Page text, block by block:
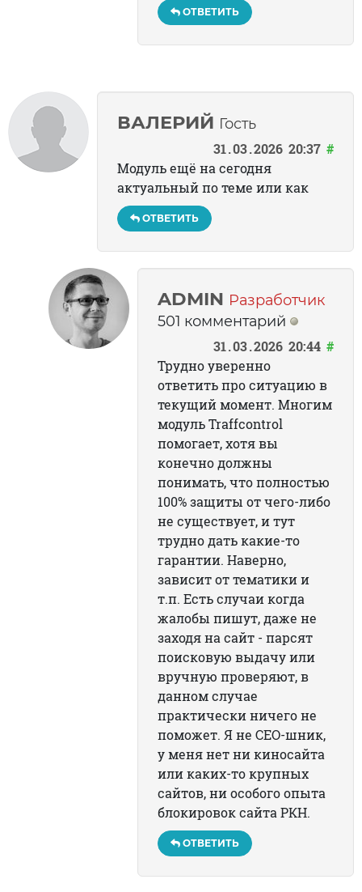
ОТВЕТИТЬ
ВАЛЕРИЙ Гость
31 03 2026 20:37 #
Модуль ещё на сегодня
актуальный по теме или как
ОТВЕТИТЬ
ADMIN Разработчик
501 комментарий
31 03 2026 20:44 #
Трудно уверенно
ответить про ситуацию в
текущий момент. Многим
модуль Traffcontrol
помогает, хотя вы
конечно должны
понимать, что полностью
100% защиты от чего-либо
не существует, и тут
трудно дать какие-то
гарантии. Наверно,
зависит от тематики и
т.п. Есть случаи когда
жалобы пишут, даже не
заходя на сайт - парсят
поисковую выдачу или
вручную проверяют, в
данном случае
практически ничего не
поможет. Я не СЕО-шник,
у меня нет ни киносайта
или каких-то крупных
сайтов, ни особого опыта
блокировок сайта РКН.
ОТВЕТИТЬ